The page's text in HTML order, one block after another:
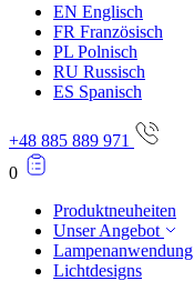
EN Englisch
FR Französisch
PL Polnisch
RU Russisch
ES Spanisch
+48 885 889 971
0
Produktneuheiten
Unser Angebot
Lampenanwendung
Lichtdesigns